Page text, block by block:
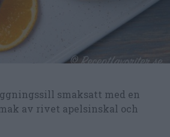
smaksatt med en
av rivet apelsinskal och